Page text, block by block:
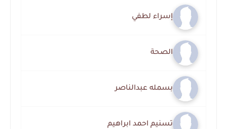
إسراء لطفي
الصحة
بسمله عبدالناصر
تسنيم احمد ابراهيم